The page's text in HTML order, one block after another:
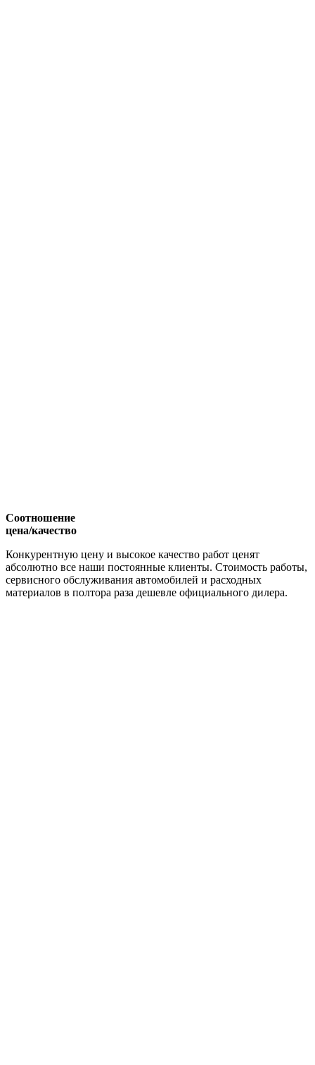
Соотношение
цена/качество
Конкурентную цену и высокое качество работ ценят
абсолютно все наши постоянные клиенты. Стоимость работы,
сервисного обслуживания автомобилей и расходных
материалов в полтора раза дешевле официального дилера.